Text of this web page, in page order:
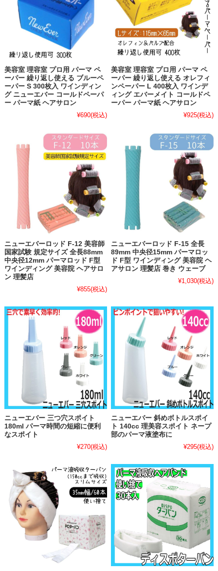
美容室 理容室 プロ用 パーマ ペ
ーパー 繰り返し使える ブルーペ
ーパー S 300枚入 ワインディン
グ ニューエバー コールドペーパ
ー パーマ紙 ヘアサロン
¥690(税込)
美容室 理容室 プロ用 パーマ ペ
ーパー 繰り返し使える オレフィ
ンペーパー L 400枚入 ワインデ
ィング エバーメイト コールドペ
ーパー パーマ紙 ヘアサロン
¥925(税込)
ニューエバーロッド F-12 美容師
国家試験 規定サイズ 全長88mm
中央径12mm パーマロッド F型
ワインディング 美容院 ヘアサロ
ン 理髪店
¥855(税込)
ニューエバーロッド F-15 全長
89mm 中央径15mm パーマロッ
ド F型 ワインディング 美容院 ヘ
アサロン 理髪店 巻き ウェーブ
¥1,030(税込)
ニューエバー 三つ穴スポイト
180ml パーマ時間の短縮に便利
なスポイト
¥270(税込)
ニューエバー 斜めボトルスポイ
ト 140cc 理美容スポイト ネープ
部のパーマ液塗布に
¥295(税込)